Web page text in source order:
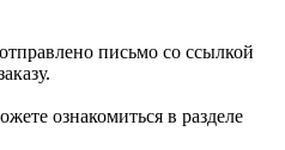
письмо со ссылкой
ознакомиться в разделе